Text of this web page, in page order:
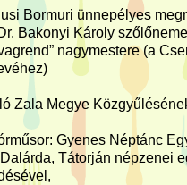
Bormuri ünnepélyes
Bakonyi Károly
nagymestere (a
Zala Megye
Gyenes Néptánc
Tátorján népzenei